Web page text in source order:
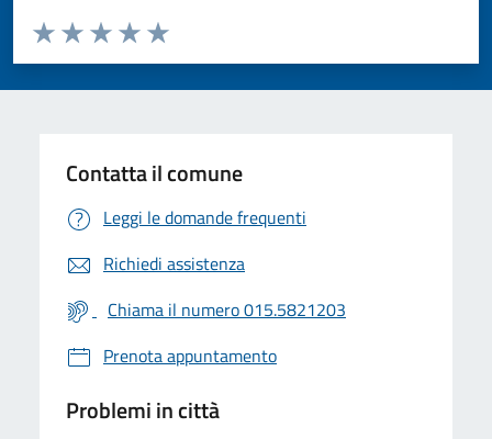
Valuta da 1 a 5 stelle la pagina
Valuta 5 stelle su 5
Valuta 4 stelle su 5
Valuta 3 stelle su 5
Valuta 2 stelle su 5
Valuta 1 stelle su 5
Contatta il comune
Leggi le domande frequenti
Richiedi assistenza
Chiama il numero 015.5821203
Prenota appuntamento
Problemi in città